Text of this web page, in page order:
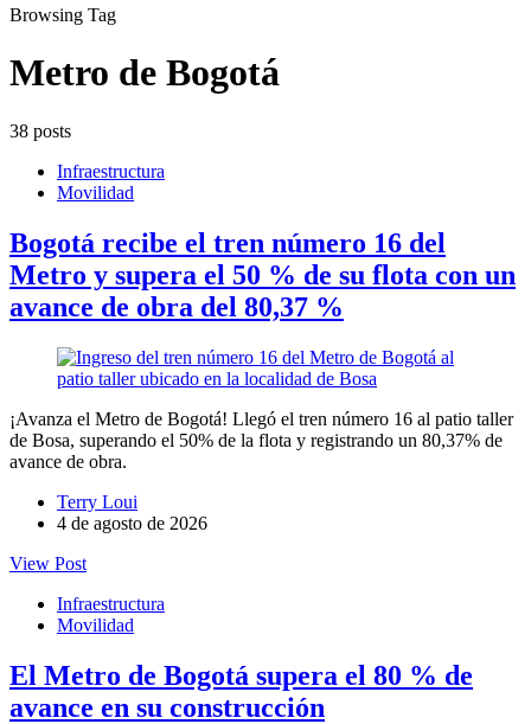
Browsing Tag
Metro de Bogotá
38 posts
Infraestructura
Movilidad
Bogotá recibe el tren número 16 del
Metro y supera el 50 % de su flota con un
avance de obra del 80,37 %
¡Avanza el Metro de Bogotá! Llegó el tren número 16 al patio taller
de Bosa, superando el 50% de la flota y registrando un 80,37% de
avance de obra.
Terry Loui
4 de agosto de 2026
View Post
Infraestructura
Movilidad
El Metro de Bogotá supera el 80 % de
avance en su construcción